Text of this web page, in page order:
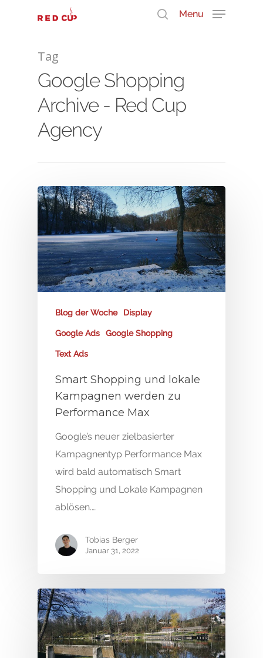
Menu
Tag
Google Shopping
Archive - Red Cup
Agency
Blog der Woche Display
Google Ads Google Shopping
Text Ads
Smart Shopping und lokale
Kampagnen werden zu
Performance Max
Google’s neuer zielbasierter
Kampagnentyp Performance Max
wird bald automatisch Smart
Shopping und Lokale Kampagnen
ablösen.…
Tobias Berger
Januar 31, 2022